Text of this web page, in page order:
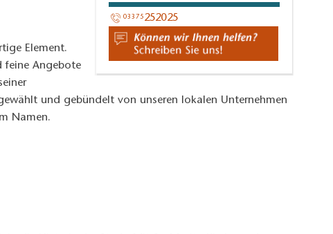
03375252025​
Element.
feine Angebote
und gebündelt von unseren lokalen Unternehmen
Namen.